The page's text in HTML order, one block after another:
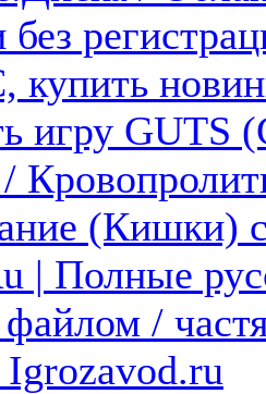
без
купить
игру GUTS
(Кишки)
| Полные
/